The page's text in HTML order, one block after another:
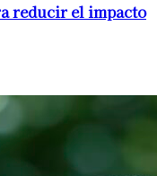
reducir el impacto